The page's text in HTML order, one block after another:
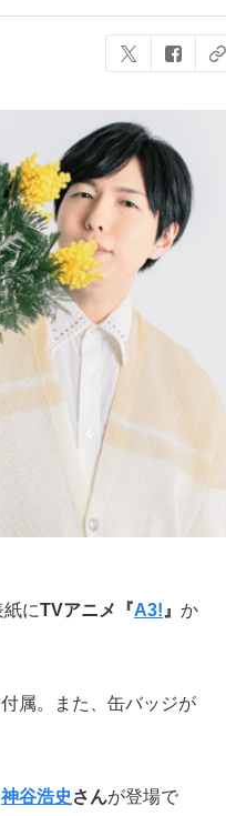
にTVアニメ『A3! 』 か
属。また、缶バッジが
神谷浩史 さんが登場で